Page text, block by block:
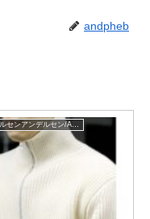
andpheb
アンデルセンアンデルセン/ANDERSEN ANDERSEN